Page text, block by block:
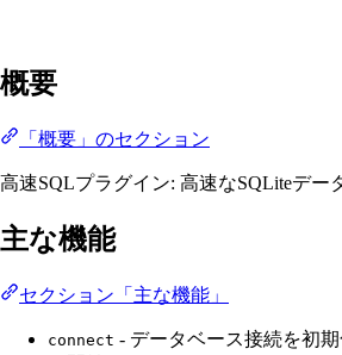
概要
「概要」のセクション
高速SQLプラグイン: 高速なSQLiteデー
主な機能
セクション「主な機能」
connect - データベース接続を初